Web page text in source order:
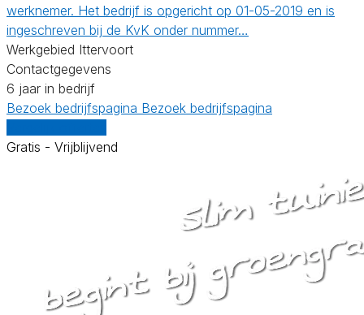
werknemer. Het bedrijf is opgericht op 01-05-2019 en is
ingeschreven bij de KvK onder nummer…
Werkgebied Ittervoort
Contactgegevens
6 jaar in bedrijf
Bezoek bedrijfspagina Bezoek bedrijfspagina
Gratis - Vrijblijvend